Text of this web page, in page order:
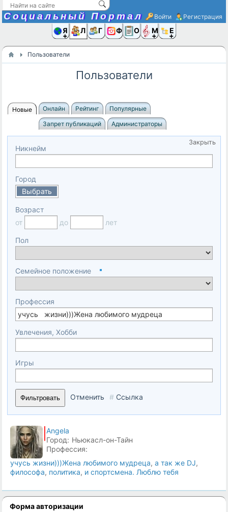
Социальный Портал Войти Регистрация
Я иЛюди
Группы
Фото Ещё
Пользователи
Пользователи
Новые Онлайн Рейтинг
Популярные
Запрет публикаций
Администраторы
Закрыть
Никнейм
Город
Выбрать
Возраст
от
до лет
Пол
Семейное положение
Профессия
Увлечения, Хобби
Игры
Фильтровать Отменить # Ссылка
Angela
Город: Ньюкасл-он-Тайн
Профессия:
учусь жизни)))Жена любимого мудреца,а так же DJ,
философа, политика, и спортсмена. Люблю тебя
Форма авторизации